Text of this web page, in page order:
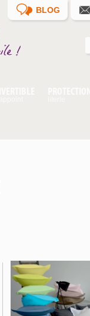
BLOG